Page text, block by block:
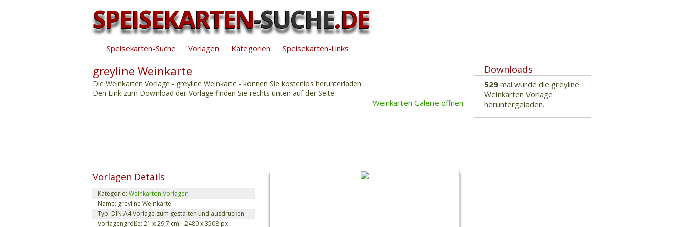
SPEISEKARTEN-SUCHE.DE
Speisekarten-Suche Vorlagen Kategorien Speisekarten-Links
greyline Weinkarte
Die Weinkarten Vorlage - greyline Weinkarte - können Sie kostenlos herunterladen.
Den Link zum Download der Vorlage finden Sie rechts unten auf der Seite.
Weinkarten Galerie öffnen
Vorlagen Details
Kategorie: Weinkarten Vorlagen
Name: greyline Weinkarte
Typ: DIN A4 Vorlage zum gestalten und ausdrucken
Vorlagengröße: 21 x 29,7 cm - 2480 x 3508 px
Downloads
529 mal wurde die greyline
Weinkarten Vorlage
heruntergeladen.